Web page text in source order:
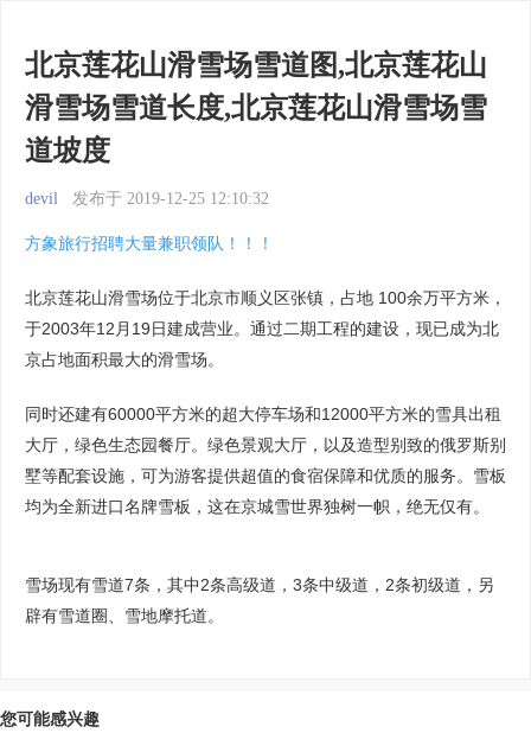
北京莲花山滑雪场雪道图,北京莲花山
滑雪场雪道长度,北京莲花山滑雪场雪
道坡度
devil 发布于 2019-12-25 12:10:32
方象旅行招聘大量兼职领队！！！
北京莲花山滑雪场位于北京市顺义区张镇，占地 100余万平方米，
于2003年12月19日建成营业。通过二期工程的建设，现已成为北
京占地面积最大的滑雪场。
同时还建有60000平方米的超大停车场和12000平方米的雪具出租
大厅，绿色生态园餐厅。绿色景观大厅，以及造型别致的俄罗斯别
墅等配套设施，可为游客提供超值的食宿保障和优质的服务。雪板
均为全新进口名牌雪板，这在京城雪世界独树一帜，绝无仅有。
雪场现有雪道7条，其中2条高级道，3条中级道，2条初级道，另
辟有雪道圈、雪地摩托道。
您可能感兴趣